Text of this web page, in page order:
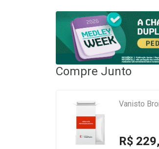
Compre Junto
Vanisto
R$